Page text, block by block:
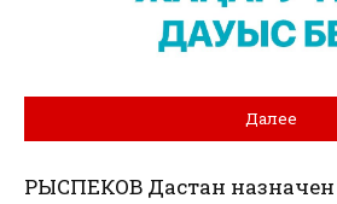
Далее
РЫСПЕКОВ Дастан назначен